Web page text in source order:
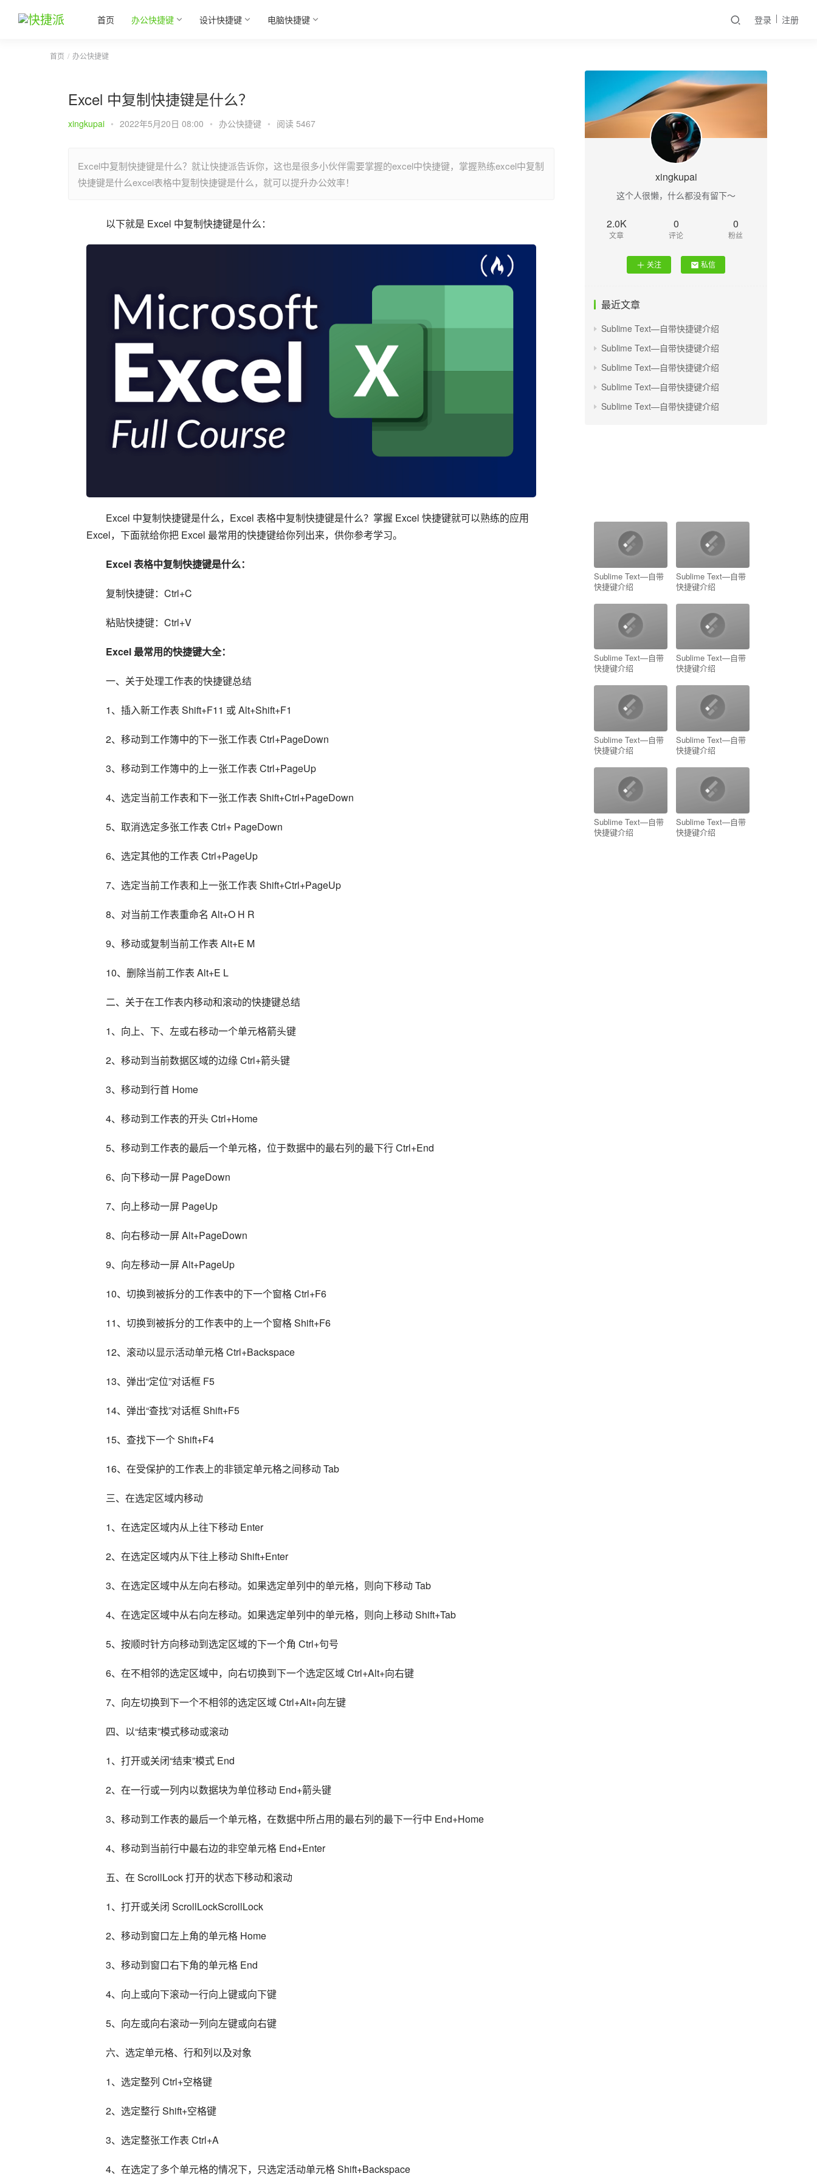
首页 办公快捷键 设计快捷键 电脑快捷键 登录 注册
首页 办公快捷键
Excel 中复制快捷键是什么？
xingkupai • 2022年5月20日 08:00 • 办公快捷键 • 阅读 5467
Excel中复制快捷键是什么？就让快捷派告诉你，这也是很多小伙伴需要掌握的excel中快捷键，掌握熟练excel中复制
快捷键是什么excel表格中复制快捷键是什么，就可以提升办公效率！
以下就是 Excel 中复制快捷键是什么：
Excel 中复制快捷键是什么，Excel 表格中复制快捷键是什么？掌握 Excel 快捷键就可以熟练的应用
Excel，下面就给你把 Excel 最常用的快捷键给你列出来，供你参考学习。
Excel 表格中复制快捷键是什么：
复制快捷键：Ctrl+C
粘贴快捷键：Ctrl+V
Excel 最常用的快捷键大全：
一、关于处理工作表的快捷键总结
1、插入新工作表 Shift+F11 或 Alt+Shift+F1
2、移动到工作簿中的下一张工作表 Ctrl+PageDown
3、移动到工作簿中的上一张工作表 Ctrl+PageUp
4、选定当前工作表和下一张工作表 Shift+Ctrl+PageDown
5、取消选定多张工作表 Ctrl+ PageDown
6、选定其他的工作表 Ctrl+PageUp
7、选定当前工作表和上一张工作表 Shift+Ctrl+PageUp
8、对当前工作表重命名 Alt+O H R
9、移动或复制当前工作表 Alt+E M
10、删除当前工作表 Alt+E L
二、关于在工作表内移动和滚动的快捷键总结
1、向上、下、左或右移动一个单元格箭头键
2、移动到当前数据区域的边缘 Ctrl+箭头键
3、移动到行首 Home
4、移动到工作表的开头 Ctrl+Home
5、移动到工作表的最后一个单元格，位于数据中的最右列的最下行 Ctrl+End
6、向下移动一屏 PageDown
7、向上移动一屏 PageUp
8、向右移动一屏 Alt+PageDown
9、向左移动一屏 Alt+PageUp
10、切换到被拆分的工作表中的下一个窗格 Ctrl+F6
11、切换到被拆分的工作表中的上一个窗格 Shift+F6
12、滚动以显示活动单元格 Ctrl+Backspace
13、弹出“定位”对话框 F5
14、弹出“查找”对话框 Shift+F5
15、查找下一个 Shift+F4
16、在受保护的工作表上的非锁定单元格之间移动 Tab
三、在选定区域内移动
1、在选定区域内从上往下移动 Enter
2、在选定区域内从下往上移动 Shift+Enter
3、在选定区域中从左向右移动。如果选定单列中的单元格，则向下移动 Tab
4、在选定区域中从右向左移动。如果选定单列中的单元格，则向上移动 Shift+Tab
5、按顺时针方向移动到选定区域的下一个角 Ctrl+句号
6、在不相邻的选定区域中，向右切换到下一个选定区域 Ctrl+Alt+向右键
7、向左切换到下一个不相邻的选定区域 Ctrl+Alt+向左键
四、以“结束”模式移动或滚动
1、打开或关闭“结束”模式 End
2、在一行或一列内以数据块为单位移动 End+箭头键
3、移动到工作表的最后一个单元格，在数据中所占用的最右列的最下一行中 End+Home
4、移动到当前行中最右边的非空单元格 End+Enter
五、在 ScrollLock 打开的状态下移动和滚动
1、打开或关闭 ScrollLockScrollLock
2、移动到窗口左上角的单元格 Home
3、移动到窗口右下角的单元格 End
4、向上或向下滚动一行向上键或向下键
5、向左或向右滚动一列向左键或向右键
六、选定单元格、行和列以及对象
1、选定整列 Ctrl+空格键
2、选定整行 Shift+空格键
3、选定整张工作表 Ctrl+A
4、在选定了多个单元格的情况下，只选定活动单元格 Shift+Backspace
xingkupai
这个人很懒，什么都没有留下～
2.0K
文章
0
评论
0
粉丝
关注 私信
最近文章
Sublime Text—自带快捷键介绍
Sublime Text—自带快捷键介绍
Sublime Text—自带快捷键介绍
Sublime Text—自带快捷键介绍
Sublime Text—自带快捷键介绍
Sublime Text—自带
快捷键介绍
Sublime Text—自带
快捷键介绍
Sublime Text—自带
快捷键介绍
Sublime Text—自带
快捷键介绍
Sublime Text—自带
快捷键介绍
Sublime Text—自带
快捷键介绍
Sublime Text—自带
快捷键介绍
Sublime Text—自带
快捷键介绍